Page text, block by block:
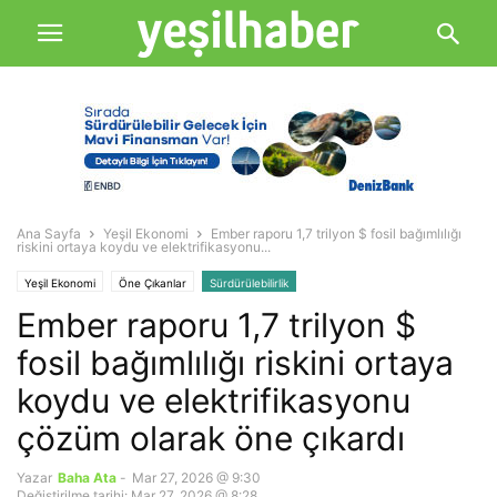
Ana Sayfa Yeşil Ekonomi
Ember raporu 1,7 trilyon $ fosil bağımlılığı
riskini ortaya koydu ve elektrifikasyonu...
Yeşil Ekonomi Öne Çıkanlar Sürdürülebilirlik
Ember raporu 1,7 trilyon $
fosil bağımlılığı riskini ortaya
koydu ve elektrifikasyonu
çözüm olarak öne çıkardı
Yazar Baha Ata - Mar 27, 2026 @ 9:30